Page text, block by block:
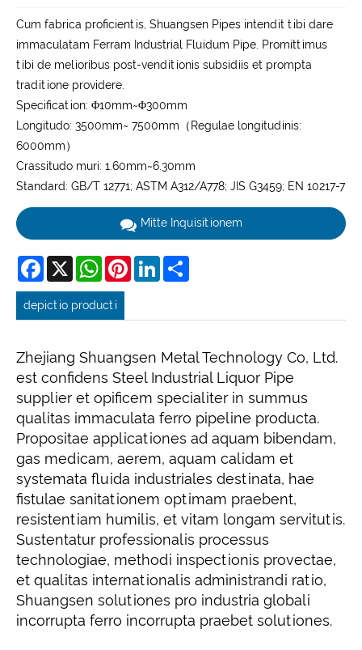
Cum fabrica proficientis, Shuangsen Pipes intendit tibi dare
immaculatam Ferram Industrial Fluidum Pipe. Promittimus
tibi de melioribus post-venditionis subsidiis et prompta
traditione providere.
Specification: Φ10mm~Φ300mm
Longitudo: 3500mm~ 7500mm（Regulae longitudinis:
6000mm）
Crassitudo muri: 1.60mm~6.30mm
Standard: GB/T 12771; ASTM A312/A778; JIS G3459; EN 10217-7
Mitte Inquisitionem
Facebook
X WhatsAppPinterestLinkedIn
depictio producti
Zhejiang Shuangsen Metal Technology Co, Ltd.
est confidens Steel Industrial Liquor Pipe
supplier et opificem specialiter in summus
qualitas immaculata ferro pipeline producta.
Propositae applicationes ad aquam bibendam,
gas medicam, aerem, aquam calidam et
systemata fluida industriales destinata, hae
fistulae sanitationem optimam praebent,
resistentiam humilis, et vitam longam servitutis.
Sustentatur professionalis processus
technologiae, methodi inspectionis provectae,
et qualitas internationalis administrandi ratio,
Shuangsen solutiones pro industria globali
incorrupta ferro incorrupta praebet solutiones.